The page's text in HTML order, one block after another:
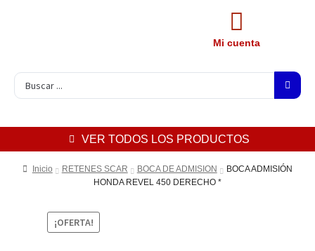
Mi cuenta
VER TODOS LOS PRODUCTOS
Inicio RETENES SCAR BOCA DE ADMISION
BOCA ADMISIÓN
HONDA REVEL 450 DERECHO *
¡OFERTA!